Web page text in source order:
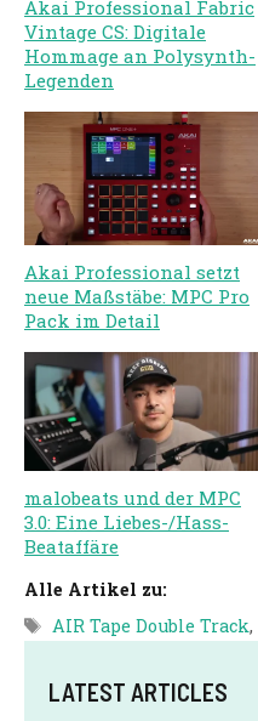
Akai Professional Fabric
Vintage CS: Digitale
Hommage an Polysynth-
Legenden
Akai Professional setzt
neue Maßstäbe: MPC Pro
Pack im Detail
malobeats und der MPC
3.0: Eine Liebes-/Hass-
Beataffäre
Alle Artikel zu:
Schlagwörter
AIR Tape Double Track,
LATEST ARTICLES